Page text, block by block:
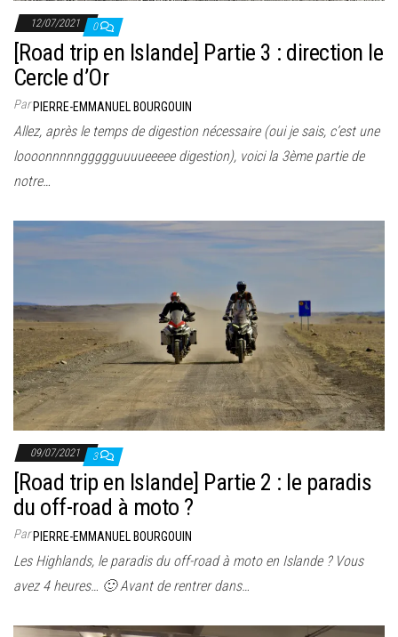
12/07/2021 0
[Road trip en Islande] Partie 3 : direction le
Cercle d’Or
ParPIERRE-EMMANUEL BOURGOUIN
Allez, après le temps de digestion nécessaire (oui je sais, c’est une
loooonnnnnggggguuuueeeee digestion), voici la 3ème partie de
notre…
09/07/2021 3
[Road trip en Islande] Partie 2 : le paradis
du off-road à moto ?
ParPIERRE-EMMANUEL BOURGOUIN
Les Highlands, le paradis du off-road à moto en Islande ? Vous
avez 4 heures… 🙂 Avant de rentrer dans…